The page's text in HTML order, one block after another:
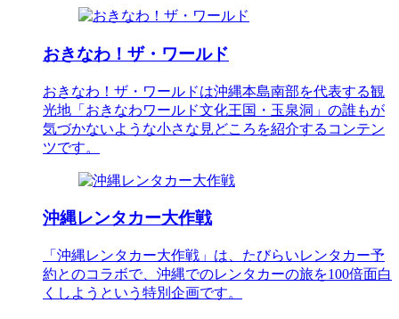
おきなわ！ザ・ワールド
おきなわ！ザ・ワールドは沖縄本島南部を代表する観
光地「おきなわワールド文化王国・玉泉洞」の誰もが
気づかないような小さな見どころを紹介するコンテン
ツです。
沖縄レンタカー大作戦
「沖縄レンタカー大作戦」は、たびらいレンタカー予
約とのコラボで、沖縄でのレンタカーの旅を100倍面白
くしようという特別企画です。